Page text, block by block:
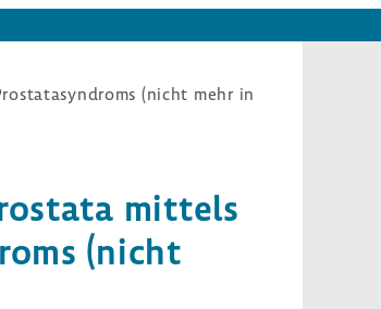
(nicht mehr in
mittels
(nicht